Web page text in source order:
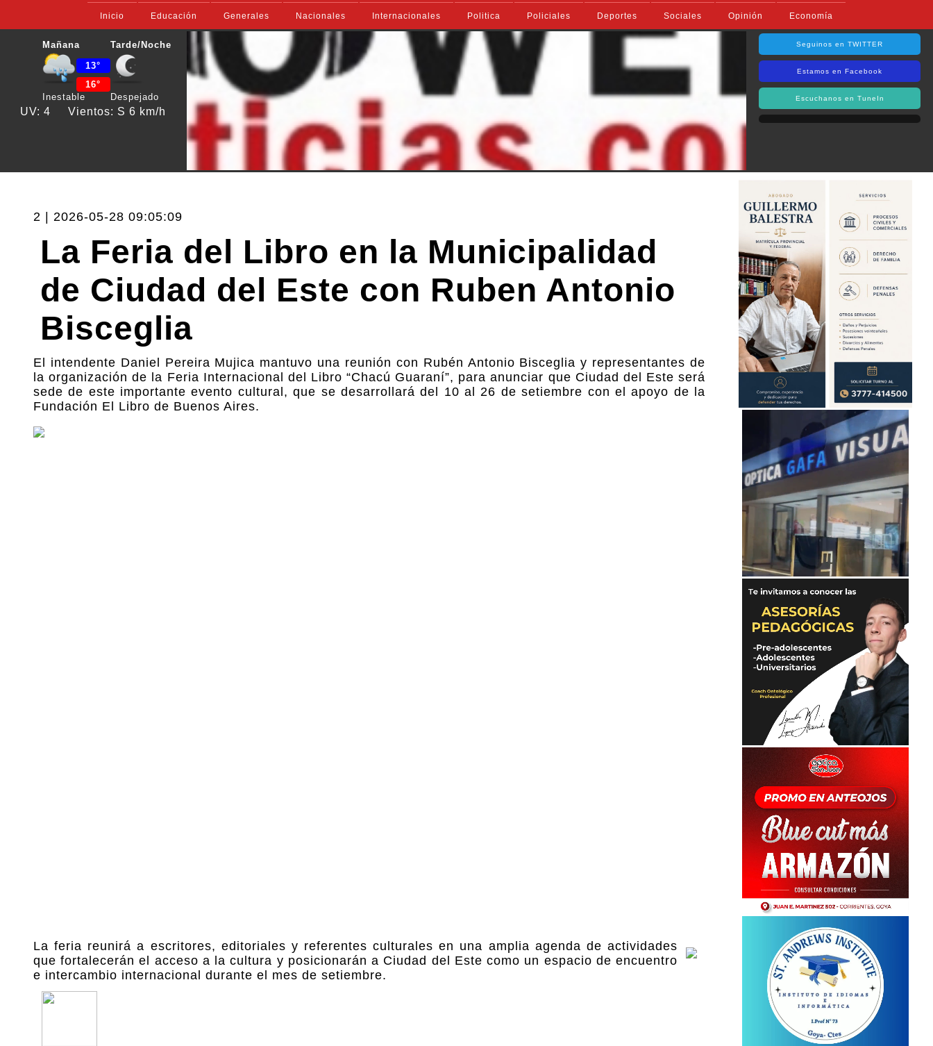
Inicio Educación Generales Nacionales Internacionales Politica Policiales Deportes Sociales Opinión Economía
Mañana
Inestable
13°
16°
Tarde/Noche
Despejado
UV: 4 Vientos: S 6 km/h
Seguinos en TWITTER
Estamos en Facebook
Escuchanos en TuneIn
2 | 2026-05-28 09:05:09
La Feria del Libro en la Municipalidad
de Ciudad del Este con Ruben Antonio
Bisceglia
El intendente Daniel Pereira Mujica mantuvo una reunión con Rubén Antonio Bisceglia y representantes de
la organización de la Feria Internacional del Libro “Chacú Guaraní”, para anunciar que Ciudad del Este será
sede de este importante evento cultural, que se desarrollará del 10 al 26 de setiembre con el apoyo de la
Fundación El Libro de Buenos Aires.
La feria reunirá a escritores, editoriales y referentes culturales en una amplia agenda de actividades
que fortalecerán el acceso a la cultura y posicionarán a Ciudad del Este como un espacio de encuentro
e intercambio internacional durante el mes de setiembre.